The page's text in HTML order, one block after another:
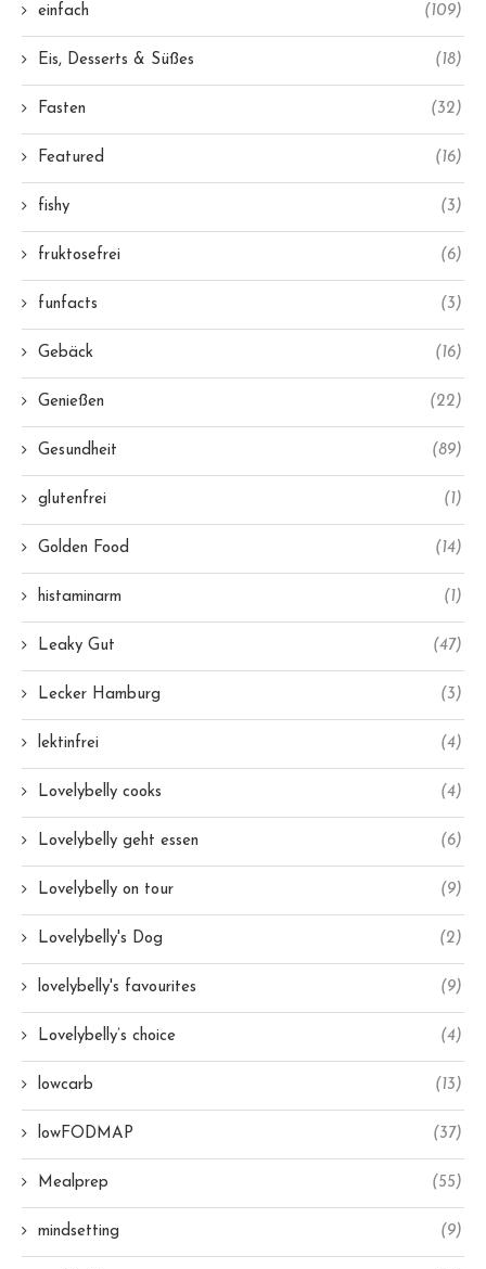
einfach (109)
Eis, Desserts & Süßes (18)
Fasten (32)
Featured (16)
fishy (3)
fruktosefrei (6)
funfacts (3)
Gebäck (16)
Genießen (22)
Gesundheit (89)
glutenfrei (1)
Golden Food (14)
histaminarm (1)
Leaky Gut (47)
Lecker Hamburg (3)
lektinfrei (4)
Lovelybelly cooks (4)
Lovelybelly geht essen (6)
Lovelybelly on tour (9)
Lovelybelly's Dog (2)
lovelybelly's favourites (9)
Lovelybelly’s choice (4)
lowcarb (13)
lowFODMAP (37)
Mealprep (55)
mindsetting (9)